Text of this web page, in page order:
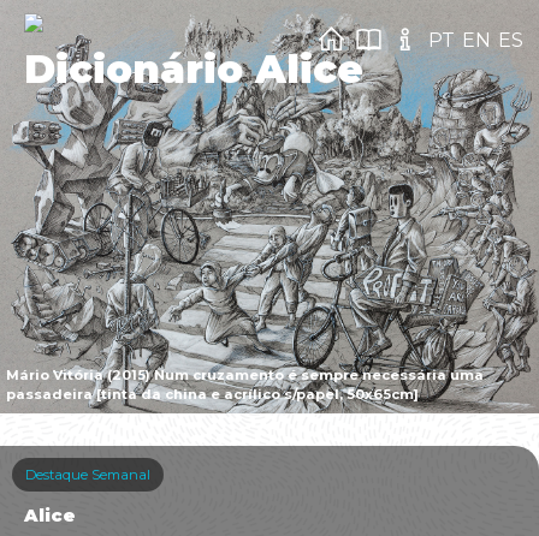
Mário Vitória (2015) Num cruzamento é sempre necessária uma
passadeira [tinta da china e acrílico s/papel, 50x65cm]
Dicionário Alice
PT EN ES
Destaque Semanal
Alice